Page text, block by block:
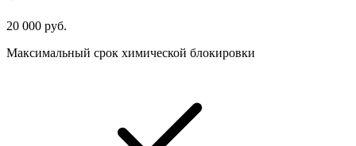
20 000 руб.
Максимальный срок химической блокировки